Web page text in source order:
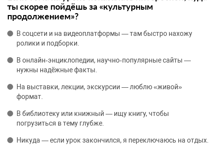
ты скорее пойдёшь за «культурным
продолжением»?
В соцсети и на видеоплатформы — там быстро нахожу
ролики и подборки.
В онлайн‑энциклопедии, научно‑популярные сайты —
нужны надёжные факты.
На выставки, лекции, экскурсии — люблю «живой»
формат.
В библиотеку или книжный — ищу книгу, чтобы
погрузиться в тему глубже.
Никуда — если урок закончился, я переключаюсь на отдых.